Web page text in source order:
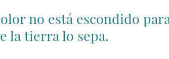
no está escondido
la tierra lo sepa.